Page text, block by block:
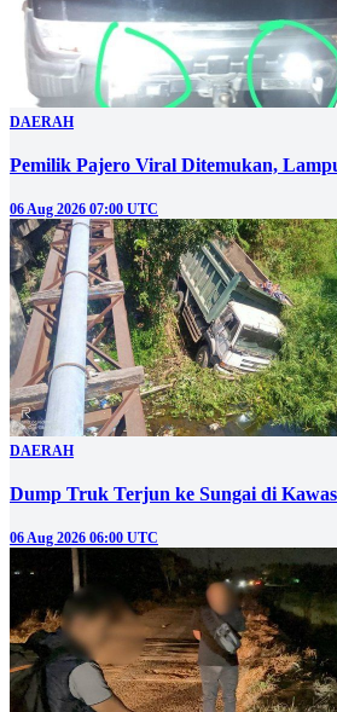
DAERAH
Pemilik Pajero Viral Ditemukan,
06 Aug 2026 07:00 UTC
DAERAH
Dump Truk Terjun ke Sungai di
06 Aug 2026 06:00 UTC